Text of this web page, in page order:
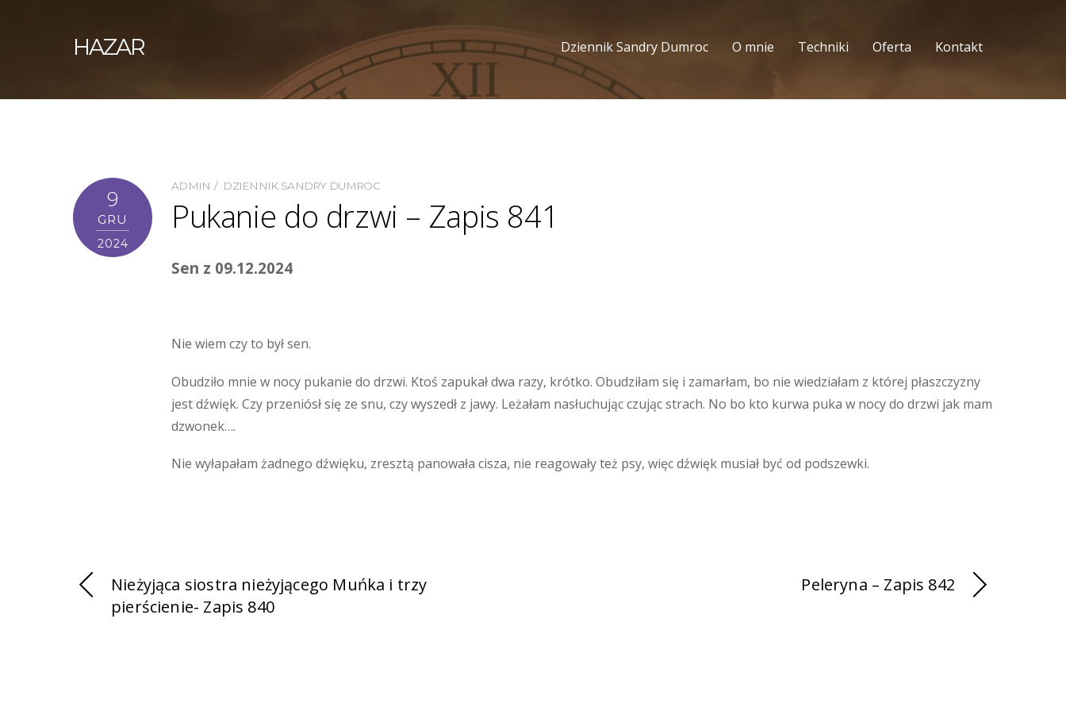
HAZAR Dziennik Sandry Dumroc O mnie Techniki Oferta Kontakt
9
GRU
2024
ADMIN DZIENNIK SANDRY DUMROC
Pukanie do drzwi – Zapis 841
Sen z 09.12.2024
Nie wiem czy to był sen.
Obudziło mnie w nocy pukanie do drzwi. Ktoś zapukał dwa razy, krótko. Obudziłam się i zamarłam, bo nie wiedziałam z której płaszczyzny
jest dźwięk. Czy przeniósł się ze snu, czy wyszedł z jawy. Leżałam nasłuchując czując strach. No bo kto kurwa puka w nocy do drzwi jak mam
dzwonek….
Nie wyłapałam żadnego dźwięku, zresztą panowała cisza, nie reagowały też psy, więc dźwięk musiał być od podszewki.
Nieżyjąca siostra nieżyjącego Muńka i trzy
pierścienie- Zapis 840
Peleryna – Zapis 842